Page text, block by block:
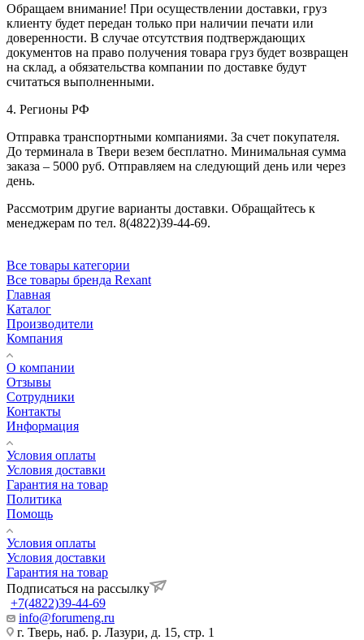
Обращаем внимание! При осуществлении доставки, груз
клиенту будет передан только при наличии печати или
доверенности. В случае отсутствия подтверждающих
документов на право получения товара груз будет возвращен
на склад, а обязательства компании по доставке будут
считаться выполненными.
4. Регионы РФ
Отправка транспортными компаниями. За счет покупателя.
До терминала в Твери везем бесплатно. Минимальная сумма
заказа – 5000 руб. Отправляем на следующий день или через
день.
Рассмотрим другие варианты доставки. Обращайтесь к
менеджерам по тел. 8(4822)39-44-69.
Все товары категории
Все товары бренда Rexant
Главная
Каталог
Производители
Компания
О компании
Отзывы
Сотрудники
Контакты
Информация
Условия оплаты
Условия доставки
Гарантия на товар
Политика
Помощь
Условия оплаты
Условия доставки
Гарантия на товар
Подписаться на рассылку
+7(4822)39-44-69
info@forumeng.ru
г. Тверь, наб. р. Лазури, д. 15, стр. 1